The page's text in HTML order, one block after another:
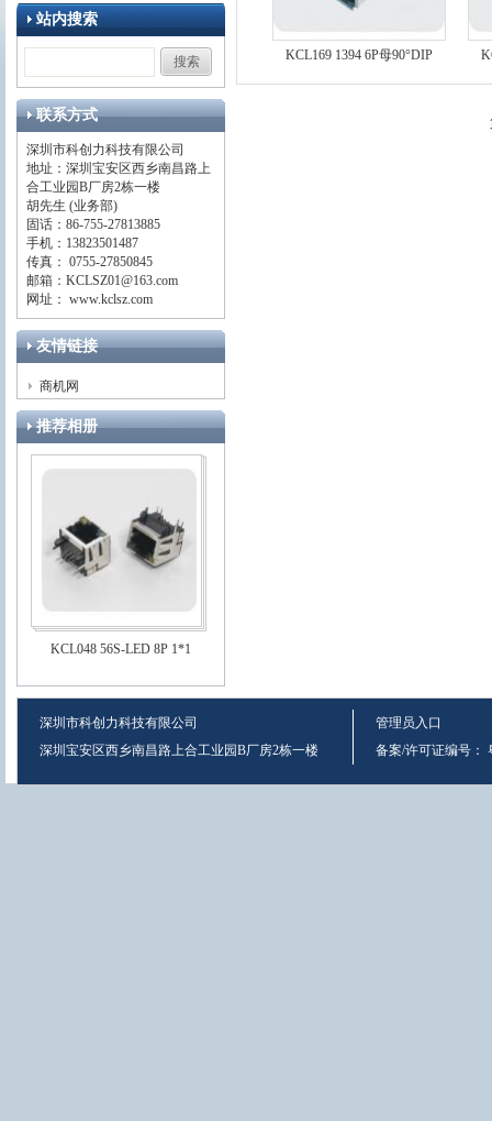
站内搜索
联系方式
深圳市科创力科技有限公司
地址：深圳宝安区西乡南昌路上
合工业园B厂房2栋一楼
胡先生 (业务部)
固话：86-755-27813885
手机：13823501487
传真： 0755-27850845
邮箱：KCLSZ01@163.com
网址： www.kclsz.com
友情链接
商机网
推荐相册
KCL048 56S-LED 8P 1*1
KCL169 1394 6P母90°DIP
深圳市科创力科技有限公司
深圳宝安区西乡南昌路上合工业园B厂房2栋一楼
管理员入口
备案/许可证编号：